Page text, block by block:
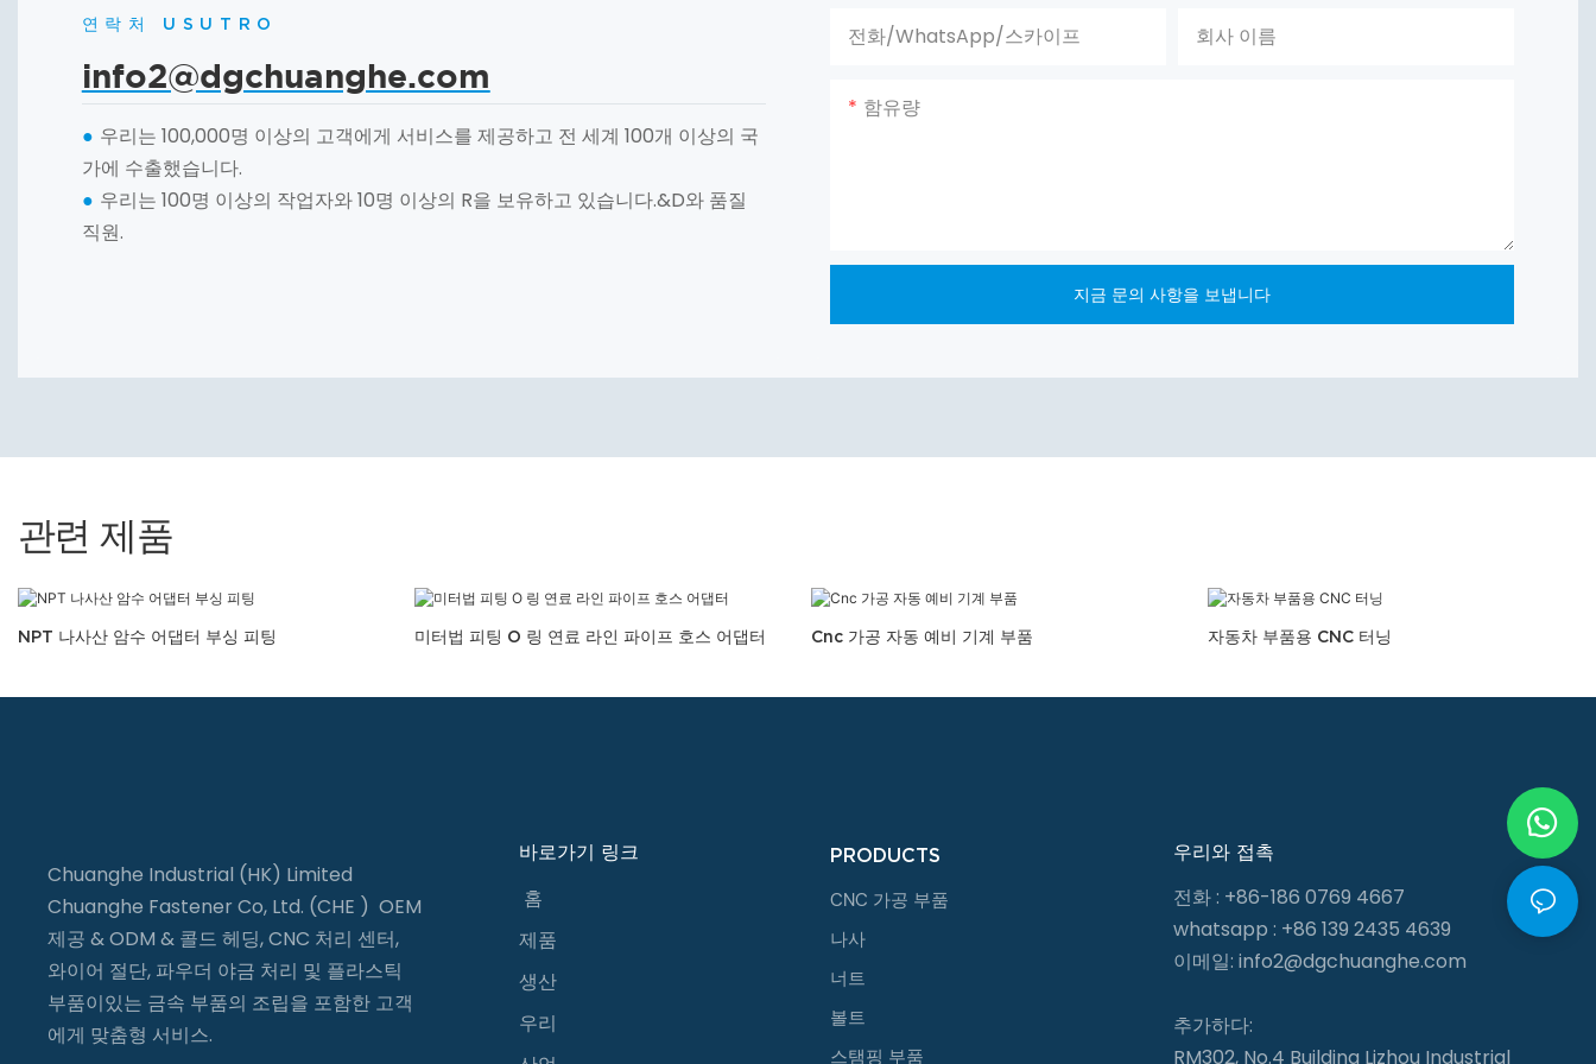
연락처 USUTRO
info2@dgchuanghe.com
● 우리는 100,000명 이상의 고객에게 서비스를 제공하고 전 세계 100개 이상의 국
가에 수출했습니다.
● 우리는 100명 이상의 작업자와 10명 이상의 R을 보유하고 있습니다.&D와 품질
직원.
전화/WhatsApp/스카이프 회사 이름
함유량
지금 문의 사항을 보냅니다
관련 제품
NPT 나사산 암수 어댑터 부싱 피팅 미터법 피팅 O 링 연료 라인 파이프 호스 어댑터 Cnc 가공 자동 예비 기계 부품 자동차 부품용 CNC 터닝
Chuanghe Industrial (HK) Limited
Chuanghe Fastener Co, Ltd. (CHE ) OEM
제공 & ODM & 콜드 헤딩, CNC 처리 센터,
와이어 절단, 파우더 야금 처리 및 플라스틱
부품이있는 금속 부품의 조립을 포함한 고객
에게 맞춤형 서비스.
바로가기 링크
홈
제품
생산
우리
PRODUCTS
CNC 가공 부품
나사
너트
볼트
스탬핑 부품
우리와 접촉
전화 : +86-186 0769 4667
whatsapp : +86 139 2435 4639
이메일: info2@dgchuanghe.com
추가하다:
RM302, No.4 Building Lizhou Industrial